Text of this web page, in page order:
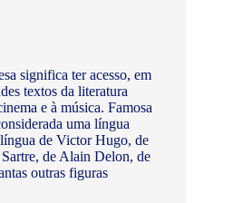
significa ter acesso, em
textos da literatura
e à música. Famosa
uma língua
de Victor Hugo, de
de Alain Delon, de
outras figuras